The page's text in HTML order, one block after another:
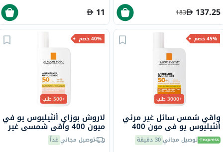
137.25
183
11
45% خصم
+3000 طلب
واقي شمس سائل غير مرئي
أنثيليوس يو في مون 400
لاروش بوزيه، عامل حماية
50+ - 50 مل توصيل مجاني30 دقيقة
40% خصم
+500 طلب
لاروش بوزاي أنثيليوس يو في
ميون 400 واقي شمسي غير
مرئي ملون بعامل حماية
SPF50+ سعة 50 ملتوصيل مجانيغداً